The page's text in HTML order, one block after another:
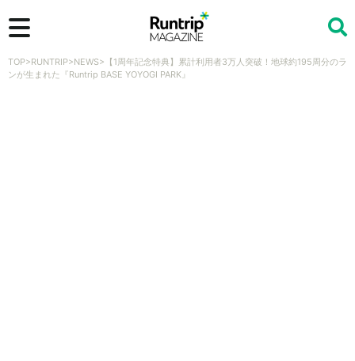
検索
TOP>RUNTRIP>NEWS> 【1周年記念特典】累計利用者3万人突破！地球約195周分のラ
ンが生まれた『Runtrip BASE YOYOGI PARK』